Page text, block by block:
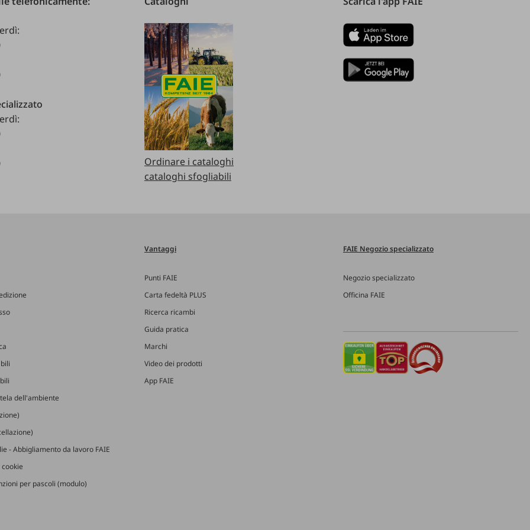
Ordinare i cataloghi
cataloghi sfogliabili
dell'ambiente
- Abbigliamento da lavoro FAIE
per pascoli (modulo)
Vantaggi
Punti FAIE
Carta fedeltà PLUS
Ricerca ricambi
Guida pratica
Marchi
Video dei prodotti
App FAIE
FAIE Negozio specializzato
Negozio specializzato
Officina FAIE